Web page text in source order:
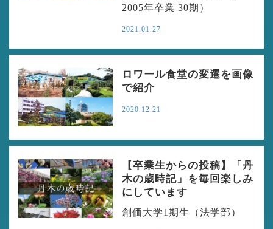
2005年卒業 30期）
2021.01.27
ロワール食堂の変遷を画像
で紹介
2020.12.21
【卒業生からの投稿】「丹
木の歳時記」を毎回楽しみ
にしています
創価大学1期生（法学部）